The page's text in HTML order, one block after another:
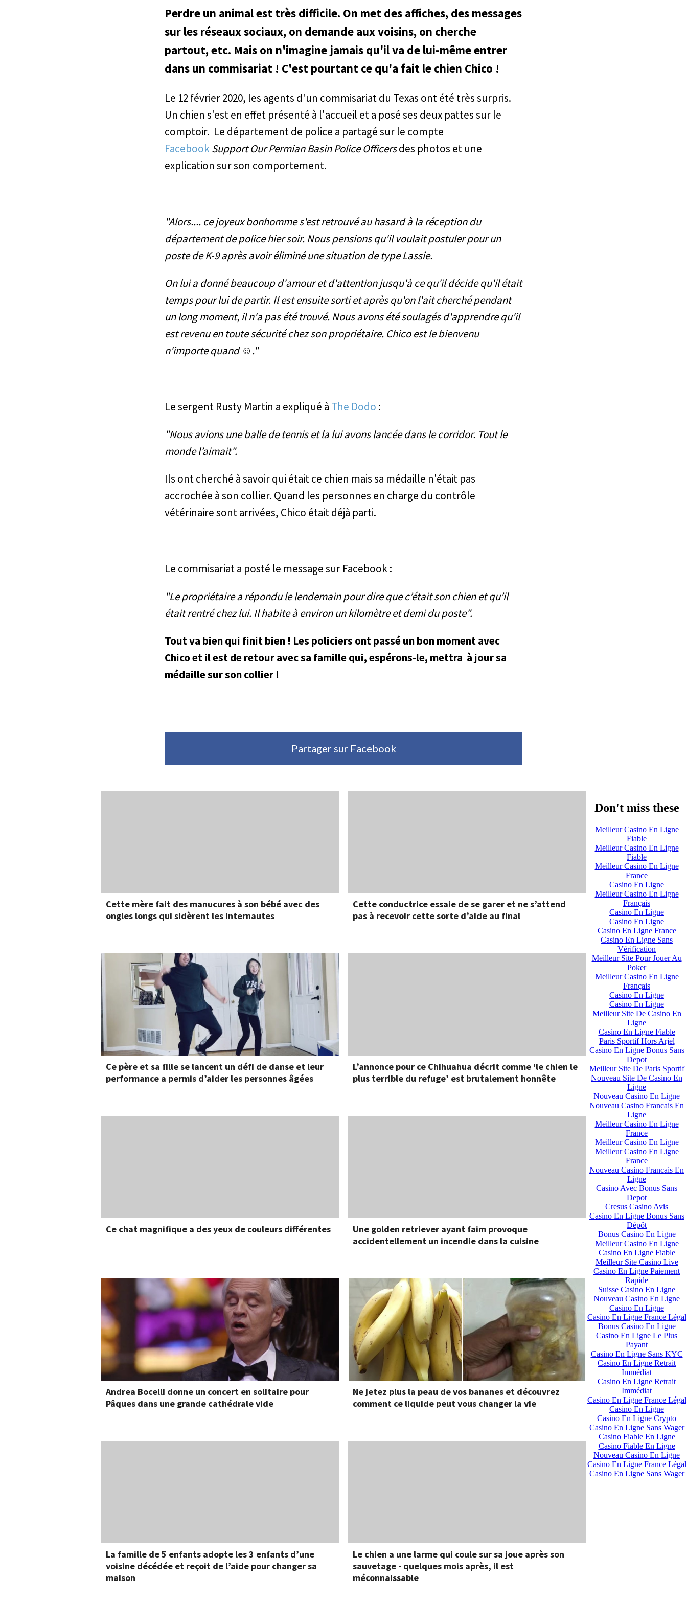
Perdre un animal est très difficile. On met des affiches, des messages
sur les réseaux sociaux, on demande aux voisins, on cherche
partout, etc. Mais on n'imagine jamais qu'il va de lui-même entrer
dans un commisariat ! C'est pourtant ce qu'a fait le chien Chico !
Le 12 février 2020, les agents d'un commisariat du Texas ont été très surpris.
Un chien s'est en effet présenté à l'accueil et a posé ses deux pattes sur le
comptoir. Le département de police a partagé sur le compte
FacebookSupport Our Permian Basin Police Officersdes photos et une
explication sur son comportement.
"Alors.... ce joyeux bonhomme s'est retrouvé au hasard à la réception du
département de police hier soir. Nous pensions qu'il voulait postuler pour un
poste de K-9 après avoir éliminé une situation de type Lassie.
On lui a donné beaucoup d'amour et d'attention jusqu'à ce qu'il décide qu'il était
temps pour lui de partir. Il est ensuite sorti et après qu'on l'ait cherché pendant
un long moment, il n'a pas été trouvé. Nous avons été soulagés d'apprendre qu'il
est revenu en toute sécurité chez son propriétaire. Chico est le bienvenu
n'importe quand ☺️."
Le sergent Rusty Martin a expliqué à The Dodo :
"Nous avions une balle de tennis et la lui avons lancée dans le corridor. Tout le
monde l’aimait".
Ils ont cherché à savoir qui était ce chien mais sa médaille n'était pas
accrochée à son collier. Quand les personnes en charge du contrôle
vétérinaire sont arrivées, Chico était déjà parti.
Le commisariat a posté le message sur Facebook :
"Le propriétaire a répondu le lendemain pour dire que c’était son chien et qu’il
était rentré chez lui. Il habite à environ un kilomètre et demi du poste".
Tout va bien qui finit bien ! Les policiers ont passé un bon moment avec
Chico et il est de retour avec sa famille qui, espérons-le, mettra à jour sa
médaille sur son collier !
Partager sur Facebook
Cette mère fait des manucures à son bébé avec des
ongles longs qui sidèrent les internautes
Cette conductrice essaie de se garer et ne s’attend
pas à recevoir cette sorte d’aide au final
Ce père et sa fille se lancent un défi de danse et leur
performance a permis d’aider les personnes âgées
L’annonce pour ce Chihuahua décrit comme ‘le chien le
plus terrible du refuge’ est brutalement honnête
Ce chat magnifique a des yeux de couleurs différentes
Une golden retriever ayant faim provoque
accidentellement un incendie dans la cuisine
Andrea Bocelli donne un concert en solitaire pour
Pâques dans une grande cathédrale vide
Ne jetez plus la peau de vos bananes et découvrez
comment ce liquide peut vous changer la vie
La famille de 5 enfants adopte les 3 enfants d’une
voisine décédée et reçoit de l’aide pour changer sa
maison
Le chien a une larme qui coule sur sa joue après son
sauvetage - quelques mois après, il est
méconnaissable
Don't miss these
Meilleur Casino En Ligne
Fiable
Meilleur Casino En Ligne
Fiable
Meilleur Casino En Ligne
France
Casino En Ligne
Meilleur Casino En Ligne
Français
Casino En Ligne
Casino En Ligne
Casino En Ligne France
Casino En Ligne Sans
Vérification
Meilleur Site Pour Jouer Au
Poker
Meilleur Casino En Ligne
Français
Casino En Ligne
Casino En Ligne
Meilleur Site De Casino En
Ligne
Casino En Ligne Fiable
Paris Sportif Hors Arjel
Casino En Ligne Bonus Sans
Depot
Meilleur Site De Paris Sportif
Nouveau Site De Casino En
Ligne
Nouveau Casino En Ligne
Nouveau Casino Francais En
Ligne
Meilleur Casino En Ligne
France
Meilleur Casino En Ligne
Meilleur Casino En Ligne
France
Nouveau Casino Francais En
Ligne
Casino Avec Bonus Sans
Depot
Cresus Casino Avis
Casino En Ligne Bonus Sans
Dépôt
Bonus Casino En Ligne
Meilleur Casino En Ligne
Casino En Ligne Fiable
Meilleur Site Casino Live
Casino En Ligne Paiement
Rapide
Suisse Casino En Ligne
Nouveau Casino En Ligne
Casino En Ligne
Casino En Ligne France Légal
Bonus Casino En Ligne
Casino En Ligne Le Plus
Payant
Casino En Ligne Sans KYC
Casino En Ligne Retrait
Immédiat
Casino En Ligne Retrait
Immédiat
Casino En Ligne France Légal
Casino En Ligne
Casino En Ligne Crypto
Casino En Ligne Sans Wager
Casino Fiable En Ligne
Casino Fiable En Ligne
Nouveau Casino En Ligne
Casino En Ligne France Légal
Casino En Ligne Sans Wager